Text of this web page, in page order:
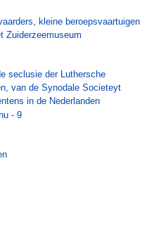
kleine beroepsvaartuigen
Zuiderzeemuseum
seclusie der Luthersche
van de Synodale Societeyt
in de Nederlanden
- 9